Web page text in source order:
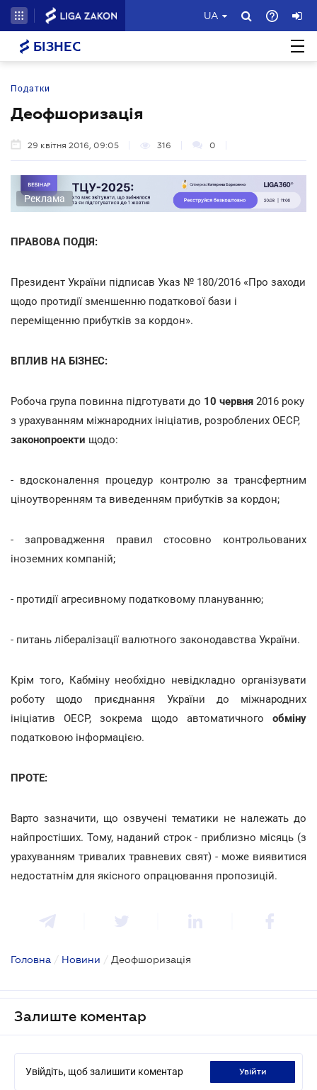
UA
БІЗНЕС
Податки
Деофшоризація
29 квітня 2016, 09:05 316 0
Реклама
ПРАВОВА ПОДІЯ:
Президент України підписав Указ № 180/2016 «Про заходи
щодо протидії зменшенню податкової бази і
переміщенню прибутків за кордон».
ВПЛИВ НА БІЗНЕС:
Робоча група повинна підготувати до 10 червня 2016 року
з урахуванням міжнародних ініціатив, розроблених ОЕСР,
законопроекти щодо:
- вдосконалення процедур контролю за трансфертним
ціноутворенням та виведенням прибутків за кордон;
- запровадження правил стосовно контрольованих
іноземних компаній;
- протидії агресивному податковому плануванню;
- питань лібералізації валютного законодавства України.
Крім того, Кабміну необхідно невідкладно організувати
роботу щодо приєднання України до міжнародних
ініціатив ОЕСР, зокрема щодо автоматичного обміну
податковою інформацією.
ПРОТЕ:
Варто зазначити, що озвучені тематики не належать до
найпростіших. Тому, наданий строк - приблизно місяць (з
урахуванням тривалих травневих свят) - може виявитися
недостатнім для якісного опрацювання пропозицій.
Головна / Новини / Деофшоризація
Залиште коментар
Увійдіть, щоб залишити коментар увійти